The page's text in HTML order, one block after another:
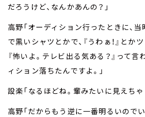
だろうけど、なんかあんの？」
高野「オーディション行ったときに、当
で黒いシャツとかで、『うわぁ！』とか
『怖いよ。テレビ出る気ある？』って言
ィション落ちたんですよ。」
設楽「なるほどね。輩みたいに見えちゃ
高野「だからもう逆に一番明るいので